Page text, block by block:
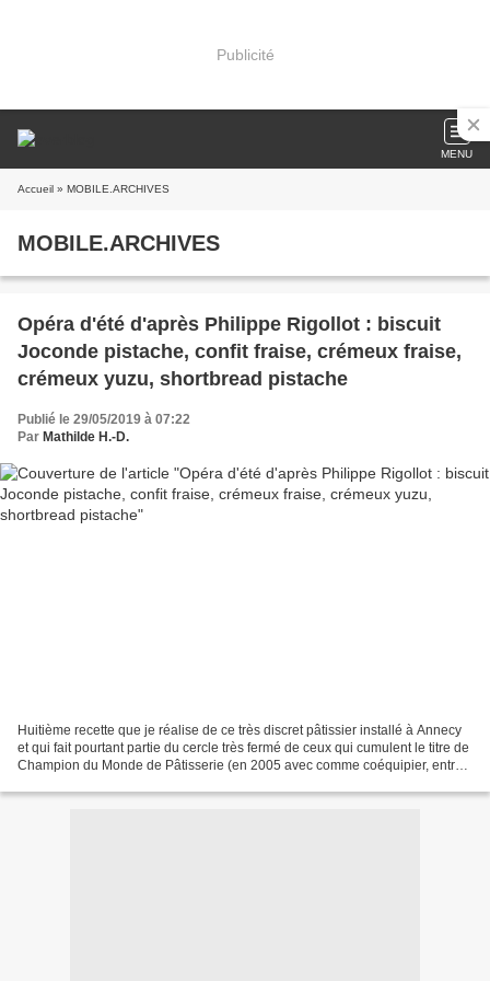
Publicité
MENU
Accueil » MOBILE.ARCHIVES
MOBILE.ARCHIVES
Opéra d'été d'après Philippe Rigollot : biscuit
Joconde pistache, confit fraise, crémeux fraise,
crémeux yuzu, shortbread pistache
Publié le 29/05/2019 à 07:22
Par Mathilde H.-D.
Huitième recette que je réalise de ce très discret pâtissier installé à Annecy
et qui fait pourtant partie du cercle très fermé de ceux qui cumulent le titre de
Champion du Monde de Pâtisserie (en 2005 avec comme coéquipier, entre